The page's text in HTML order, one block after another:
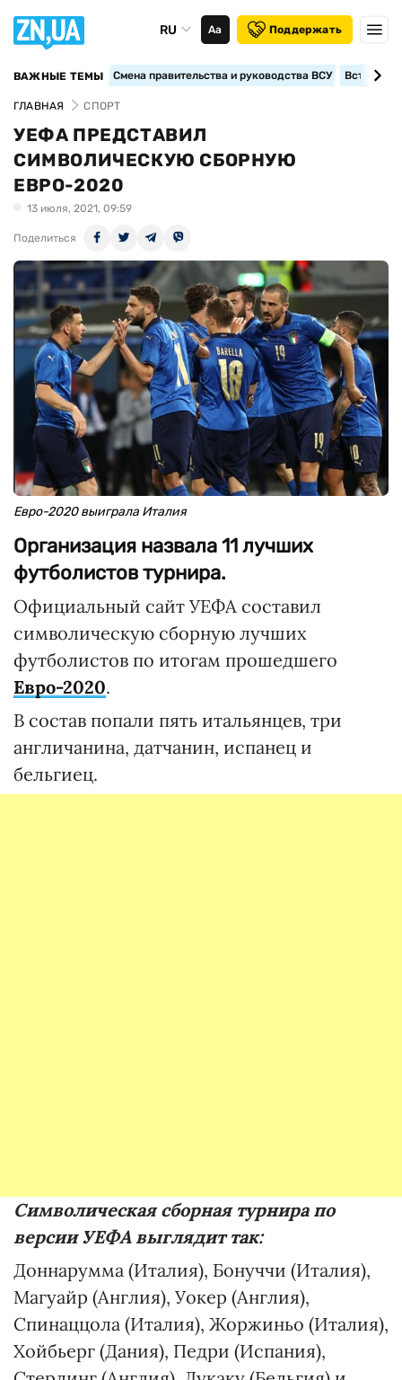
RU Аа Поддержать
ВАЖНЫЕ ТЕМЫ Смена правительства и руководства ВСУ
ГЛАВНАЯ СПОРТ
УЕФА ПРЕДСТАВИЛ
СИМВОЛИЧЕСКУЮ СБОРНУЮ
ЕВРО-2020
13 июля, 2021, 09:59
Поделиться
Евро-2020 выиграла Италия
Организация назвала 11 лучших
футболистов турнира.
Официальный сайт УЕФА составил
символическую сборную лучших
футболистов по итогам прошедшего
Евро-2020.
В состав попали пять итальянцев, три
англичанина, датчанин, испанец и
бельгиец.
Символическая сборная турнира по
версии УЕФА выглядит так:
Доннарумма (Италия), Бонуччи (Италия),
Магуайр (Англия), Уокер (Англия),
Спинаццола (Италия), Жоржиньо (Италия),
Хойбьерг (Дания), Педри (Испания),